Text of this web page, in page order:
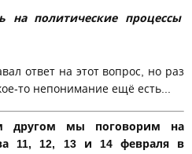
на политические процессы
ответ на этот вопрос, но раз
то непонимание ещё есть...
другом мы поговорим на
11, 12, 13 и 14 февраля в